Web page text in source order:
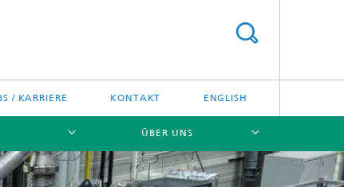
/ KARRIERE KONTAKT ENGLISH
ÜBER UNS